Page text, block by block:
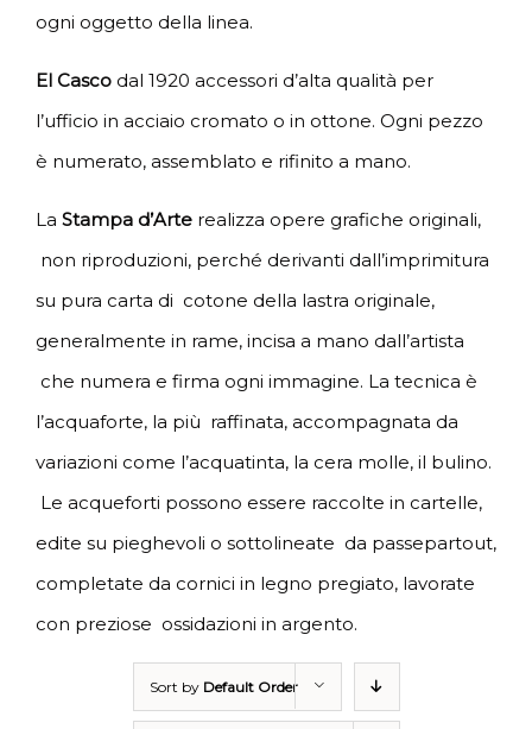
ogni oggetto della linea.
El Casco dal 1920 accessori d’alta qualità per
l’ufficio in acciaio cromato o in ottone. Ogni pezzo
è numerato, assemblato e rifinito a mano.
La Stampa d’Arte realizza opere grafiche originali,
non riproduzioni, perché derivanti dall’imprimitura
su pura carta di cotone della lastra originale,
generalmente in rame, incisa a mano dall’artista
che numera e firma ogni immagine. La tecnica è
l’acquaforte, la più raffinata, accompagnata da
variazioni come l’acquatinta, la cera molle, il bulino.
Le acqueforti possono essere raccolte in cartelle,
edite su pieghevoli o sottolineate da passepartout,
completate da cornici in legno pregiato, lavorate
con preziose ossidazioni in argento.
Sort by Default Order